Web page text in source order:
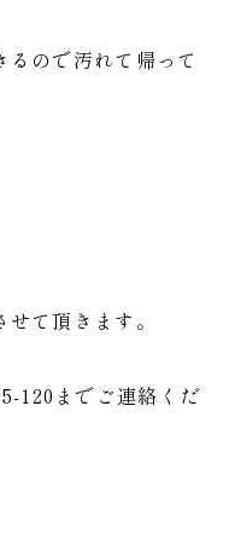
ので汚れて帰って
て頂きます。
120までご連絡くだ